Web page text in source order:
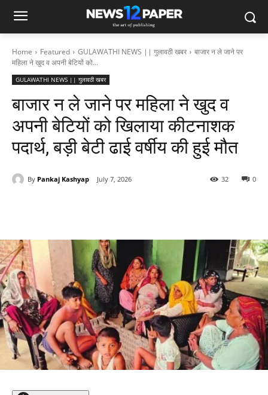
Home Featured GULAWATHI NEWS || गुलावठी खबर
बाजार न ले जाने पर
महिला ने खुद व अपनी बेटियों को...
GULAWATHI NEWS || गुलावठी खबर
बाजार न ले जाने पर महिला ने खुद व
अपनी बेटियों को खिलाया कीटनाशक
पदार्थ, बड़ी बेटी ढाई वर्षीय की हुई मौत
By Pankaj Kashyap July 7, 2026 0
32